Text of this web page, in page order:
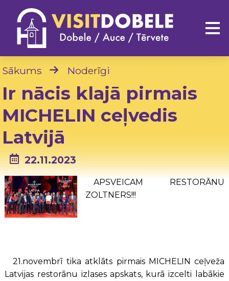
Sākums Noderīgi
Ir nācis klajā pirmais
MICHELIN ceļvedis
Latvijā
22.11.2023
APSVEICAM RESTORĀNU
ZOLTNERS!!!
21.novembrī tika atklāts pirmais MICHELIN ceļveža
Latvijas restorānu izlases apskats, kurā izcelti labākie